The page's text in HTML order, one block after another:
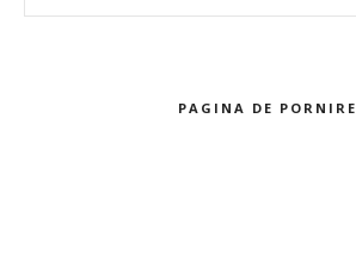
PAGINA DE PORNIRE